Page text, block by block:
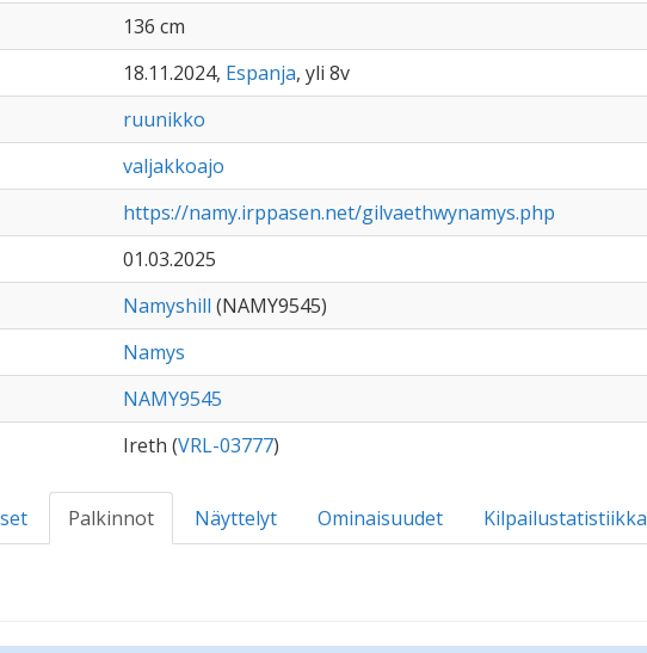
136 cm
18.11.2024, Espanja, yli 8v
ruunikko
valjakkoajo
https://namy.irppasen.net/gilvaethwynamys.php
01.03.2025
Namyshill (NAMY9545)
Namys
NAMY9545
Ireth (VRL-03777)
Palkinnot Näyttelyt Ominaisuudet Kilpailustatistiikka